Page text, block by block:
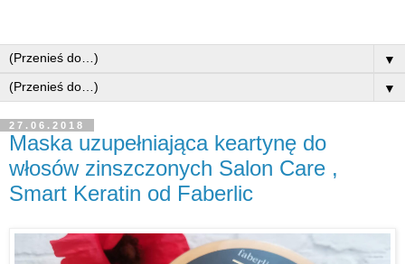
▼
▼
27.06.2018
Maska uzupełniająca keartynę do
włosów zinszczonych Salon Care ,
Smart Keratin od Faberlic